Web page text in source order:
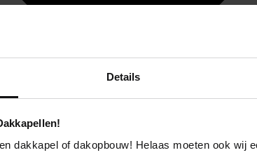
Details
dakkapel of dakopbouw! Helaas moeten ook wij